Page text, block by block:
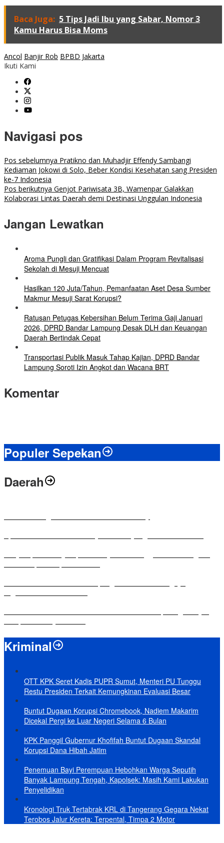
Baca Juga: 5 Tips Jadi Ibu yang Sabar, Nomor 3
Kamu Harus Bisa Moms
Ancol Banjir Rob BPBD Jakarta
Ikuti Kami
Navigasi pos
Pos sebelumnya Pratikno dan Muhadjir Effendy Sambangi
Kediaman Jokowi di Solo, Beber Kondisi Kesehatan sang Presiden
ke-7 Indonesia
Pos berikutnya Genjot Pariwisata 3B, Wamenpar Galakkan
Kolaborasi Lintas Daerah demi Destinasi Unggulan Indonesia
Jangan Lewatkan
Aroma Pungli dan Gratifikasi Dalam Program Revitalisasi
Sekolah di Mesuji Mencuat
Hasilkan 120 Juta/Tahun, Pemanfaatan Aset Desa Sumber
Makmur Mesuji Sarat Korupsi?
Ratusan Petugas Kebersihan Belum Terima Gaji Januari
2026, DPRD Bandar Lampung Desak DLH dan Keuangan
Daerah Bertindak Cepat
Transportasi Publik Masuk Tahap Kajian, DPRD Bandar
Lampung Soroti Izin Angkot dan Wacana BRT
Komentar
Populer Sepekan
Daerah
Kriminal
OTT KPK Seret Kadis PUPR Sumut, Menteri PU Tunggu
Restu Presiden Terkait Kemungkinan Evaluasi Besar
Buntut Dugaan Korupsi Chromebook, Nadiem Makarim
Dicekal Pergi ke Luar Negeri Selama 6 Bulan
KPK Panggil Gubernur Khofifah Buntut Dugaan Skandal
Korupsi Dana Hibah Jatim
Penemuan Bayi Perempuan Hebohkan Warga Seputih
Banyak Lampung Tengah, Kapolsek: Masih Kami Lakukan
Penyelidikan
Kronologi Truk Tertabrak KRL di Tangerang Gegara Nekat
Terobos Jalur Kereta: Terpental, Timpa 2 Motor